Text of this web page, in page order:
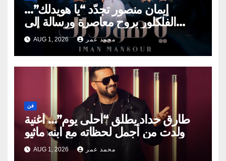
إيمان منصور تجدّد “يا هويدلك”…
الفلكلور بروح معاصرة ورسالة إلى
الأجيال الجديدة
AUG 1, 2026 محمد عمر
فن
طارق حداد يطلق “أحلى يوم”… أغنية
ولدت من أجمل لحظاته مع ابنه ماثيو
AUG 1, 2026 محمد عمر